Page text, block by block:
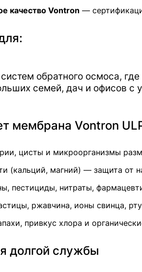
качество Vontron —
обратного осмоса, где
семей, дач и офисов
мембрана Vontron
цисты и микроорганизмы
(кальций, магний) — защита от
пестициды, нитраты,
ржавчина, ионы свинца,
привкус хлора и
долгой службы